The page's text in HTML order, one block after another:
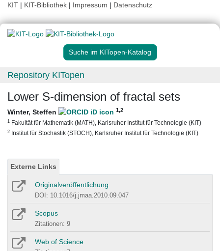
KIT | KIT-Bibliothek | Impressum | Datenschutz
Suche im KITopen-Katalog
Repository KITopen
Lower S-dimension of fractal sets
Winter, Steffen 1,2
1 Fakultät für Mathematik (MATH), Karlsruher Institut für Technologie (KIT)
2 Institut für Stochastik (STOCH), Karlsruher Institut für Technologie (KIT)
Externe Links
Originalveröffentlichung
DOI: 10.1016/j.jmaa.2010.09.047
Scopus
Zitationen: 9
Web of Science